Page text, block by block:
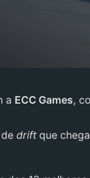
a ECC Games,
dedriftque